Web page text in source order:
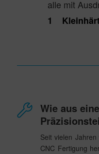
alle mit
1
Wie aus
Seit vielen
CNC Fertigung